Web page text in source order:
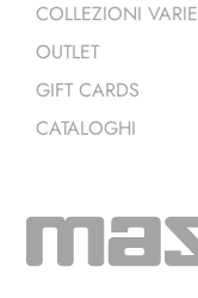
COLLEZIONI VARIE
OUTLET
GIFT CARDS
CATALOGHI